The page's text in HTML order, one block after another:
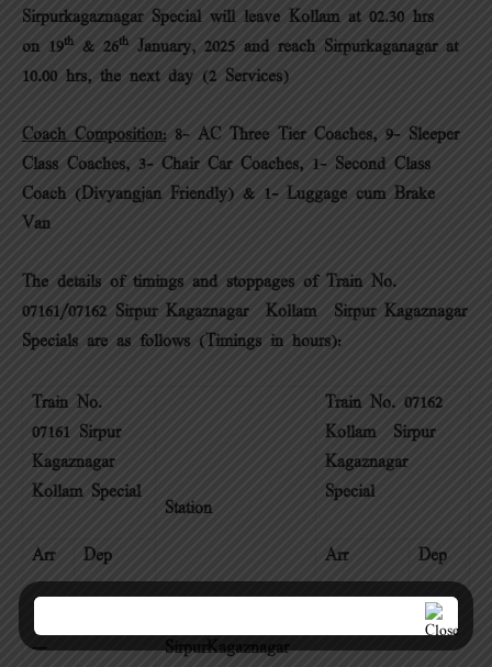
Sirpurkagaznagar Special will leave Kollam at 02.30 hrs
on 19th & 26th January, 2025 and reach Sirpurkaganagar at
10.00 hrs, the next day (2 Services)
Coach Composition: 8- AC Three Tier Coaches, 9- Sleeper
Class Coaches, 3- Chair Car Coaches, 1- Second Class
Coach (Divyangjan Friendly) & 1- Luggage cum Brake
Van
The details of timings and stoppages of Train No.
07161/07162 Sirpur Kagaznagar – Kollam – Sirpur Kagaznagar
Specials are as follows (Timings in hours):
Train No.
07161 Sirpur
Kagaznagar –
Kollam Special
Station
Train No. 07162
Kollam – Sirpur
Kagaznagar
Special
Arr Dep Arr Dep
— SirpurKagaznagar